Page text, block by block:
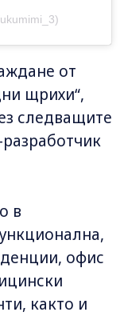
от
щрихи“,
следващите
в
офис
както и